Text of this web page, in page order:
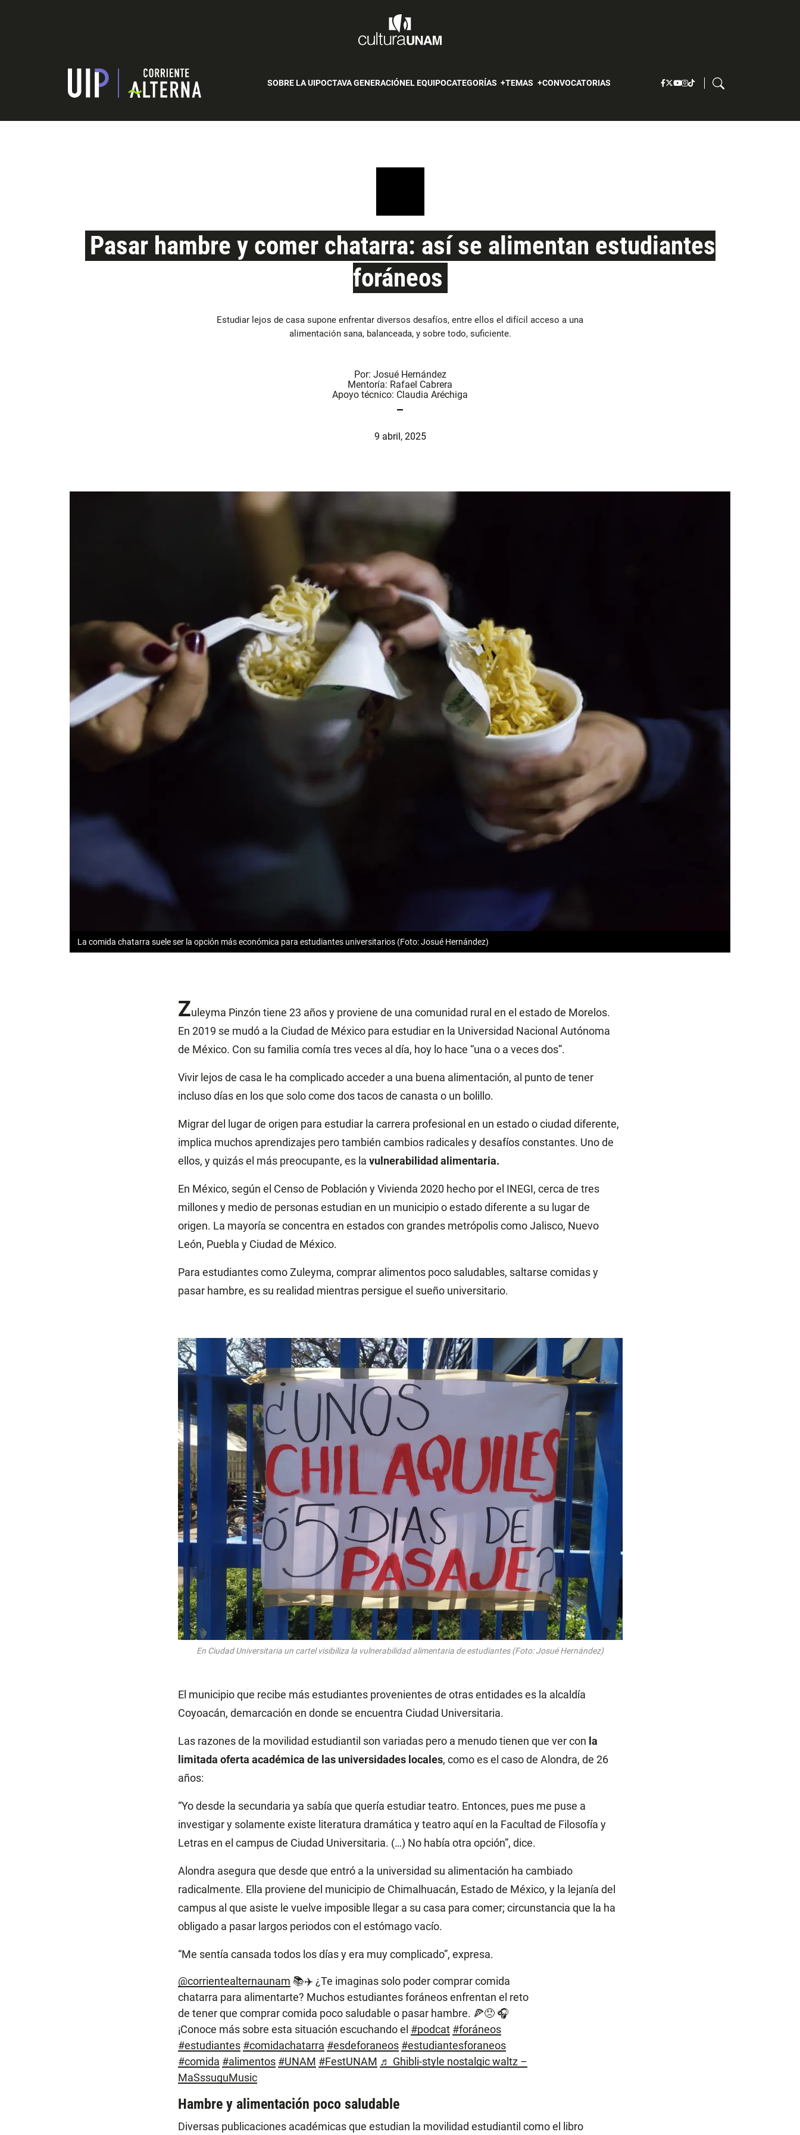
SOBRE LA UIPOCTAVA GENERACIÓNEL EQUIPOCATEGORÍAS TEMAS CONVOCATORIAS
Pasar hambre y comer chatarra: así se alimentan estudiantes
foráneos
Estudiar lejos de casa supone enfrentar diversos desafíos, entre ellos el difícil acceso a una
alimentación sana, balanceada, y sobre todo, suficiente.
Por: Josué Hernández
Mentoría: Rafael Cabrera
Apoyo técnico: Claudia Aréchiga
9 abril, 2025
La comida chatarra suele ser la opción más económica para estudiantes universitarios (Foto: Josué Hernández)
Zuleyma Pinzón tiene 23 años y proviene de una comunidad rural en el estado de Morelos.
En 2019 se mudó a la Ciudad de México para estudiar en la Universidad Nacional Autónoma
de México. Con su familia comía tres veces al día, hoy lo hace “una o a veces dos”.
Vivir lejos de casa le ha complicado acceder a una buena alimentación, al punto de tener
incluso días en los que solo come dos tacos de canasta o un bolillo.
Migrar del lugar de origen para estudiar la carrera profesional en un estado o ciudad diferente,
implica muchos aprendizajes pero también cambios radicales y desafíos constantes. Uno de
ellos, y quizás el más preocupante, es la vulnerabilidad alimentaria.
En México, según el Censo de Población y Vivienda 2020 hecho por el INEGI, cerca de tres
millones y medio de personas estudian en un municipio o estado diferente a su lugar de
origen. La mayoría se concentra en estados con grandes metrópolis como Jalisco, Nuevo
León, Puebla y Ciudad de México.
Para estudiantes como Zuleyma, comprar alimentos poco saludables, saltarse comidas y
pasar hambre, es su realidad mientras persigue el sueño universitario.
En Ciudad Universitaria un cartel visibiliza la vulnerabilidad alimentaria de estudiantes (Foto: Josué Hernández)
El municipio que recibe más estudiantes provenientes de otras entidades es la alcaldía
Coyoacán, demarcación en donde se encuentra Ciudad Universitaria.
Las razones de la movilidad estudiantil son variadas pero a menudo tienen que ver con la
limitada oferta académica de las universidades locales, como es el caso de Alondra, de 26
años:
“Yo desde la secundaria ya sabía que quería estudiar teatro. Entonces, pues me puse a
investigar y solamente existe literatura dramática y teatro aquí en la Facultad de Filosofía y
Letras en el campus de Ciudad Universitaria. (…) No había otra opción”, dice.
Alondra asegura que desde que entró a la universidad su alimentación ha cambiado
radicalmente. Ella proviene del municipio de Chimalhuacán, Estado de México, y la lejanía del
campus al que asiste le vuelve imposible llegar a su casa para comer; circunstancia que la ha
obligado a pasar largos periodos con el estómago vacío.
“Me sentía cansada todos los días y era muy complicado”, expresa.
@corrientealternaunam 📚✈️ ¿Te imaginas solo poder comprar comida
chatarra para alimentarte? Muchos estudiantes foráneos enfrentan el reto
de tener que comprar comida poco saludable o pasar hambre. 🍕😞 🎧
¡Conoce más sobre esta situación escuchando el #podcat #foráneos
#estudiantes #comidachatarra #esdeforaneos #estudiantesforaneos
#comida #alimentos #UNAM #FestUNAM ♬ Ghibli-style nostalgic waltz –
MaSssuguMusic
Hambre y alimentación poco saludable
Diversas publicaciones académicas que estudian la movilidad estudiantil como el libro